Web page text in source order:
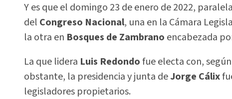
Y es que el domingo 23 de enero de 2022,
del Congreso Nacional, una en la Cámara
la otra en Bosques de Zambrano encabezada
La que lidera Luis Redondofue electa con,
obstante, la presidencia y junta deJorge Cálix
legisladores propietarios.